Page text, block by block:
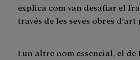
explica com van desafiar el
través de les seves obres d’art
I un altre nom essencial, el de